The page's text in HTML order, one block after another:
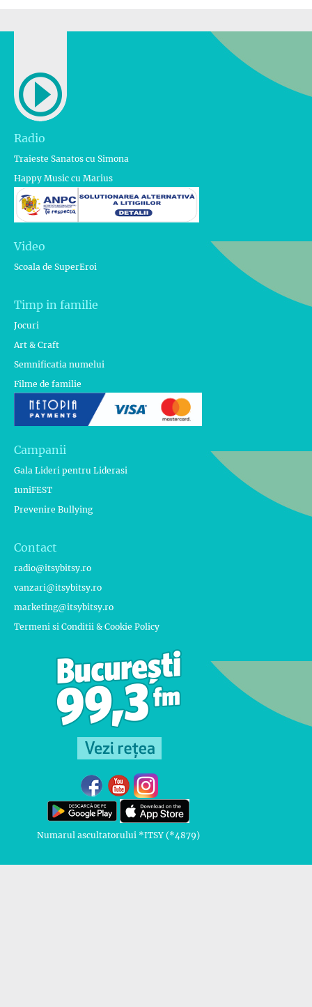
Radio
Traieste Sanatos cu Simona
Happy Music cu Marius
Video
Scoala de SuperEroi
Timp in familie
Jocuri
Art & Craft
Semnificatia numelui
Filme de familie
Campanii
Gala Lideri pentru Liderasi
1uniFEST
Prevenire Bullying
Contact
radio@itsybitsy.ro
vanzari@itsybitsy.ro
marketing@itsybitsy.ro
Termeni si Conditii & Cookie Policy
Numarul ascultatorului *ITSY (*4879)